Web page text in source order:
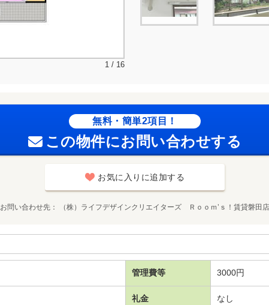
1 / 16
無料・簡単2項目！
この物件にお問い合わせする
お気に入りに追加する
お問い合わせ先 （株）ライフデザインクリエイターズ Ｒｏｏｍ’ｓ！賃貸磐田店
管理費等 3000円
礼金 なし